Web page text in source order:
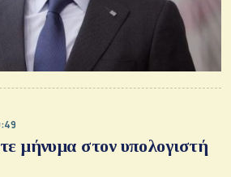
μήνυμα στον υπολογιστή